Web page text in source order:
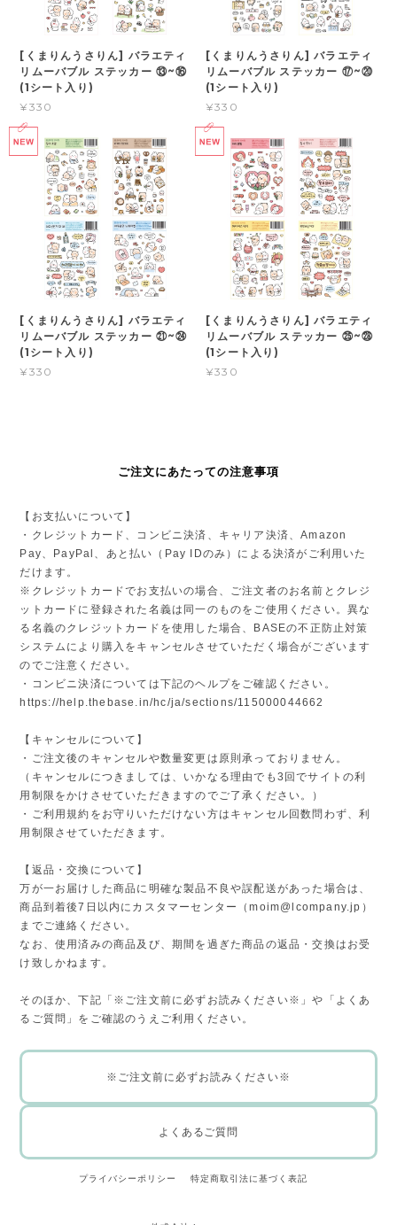
[くまりんうさりん] バラエティ
リムーバブル ステッカー ⑬~⑯
(1シート入り)
¥330
[くまりんうさりん] バラエティ
リムーバブル ステッカー ⑰~⑳
(1シート入り)
¥330
[くまりんうさりん] バラエティ
リムーバブル ステッカー ㉑~㉔
(1シート入り)
¥330
[くまりんうさりん] バラエティ
リムーバブル ステッカー ㉕~㉘
(1シート入り)
¥330
ご注文にあたっての注意事項
【お支払いについて】
・クレジットカード、コンビニ決済、キャリア決済、Amazon
Pay、PayPal、あと払い（Pay IDのみ）による決済がご利用いた
だけます。
※クレジットカードでお支払いの場合、ご注文者のお名前とクレジ
ットカードに登録された名義は同一のものをご使用ください。異な
る名義のクレジットカードを使用した場合、BASEの不正防止対策
システムにより購入をキャンセルさせていただく場合がございます
のでご注意ください。
・コンビニ決済については下記のヘルプをご確認ください。
https://help.thebase.in/hc/ja/sections/115000044662
【キャンセルについて】
・ご注文後のキャンセルや数量変更は原則承っておりません。
（キャンセルにつきましては、いかなる理由でも3回でサイトの利
用制限をかけさせていただきますのでご了承ください。）
・ご利用規約をお守りいただけない方はキャンセル回数問わず、利
用制限させていただきます。
【返品・交換について】
万が一お届けした商品に明確な製品不良や誤配送があった場合は、
商品到着後7日以内にカスタマーセンター（moim@lcompany.jp ）
までご連絡ください。
なお、使用済みの商品及び、期間を過ぎた商品の返品・交換はお受
け致しかねます。
そのほか、下記「※ご注文前に必ずお読みください※」や「よくあ
るご質問」をご確認のうえご利用ください。
※ご注文前に必ずお読みください※
よくあるご質問
プライバシーポリシー 特定商取引法に基づく表記